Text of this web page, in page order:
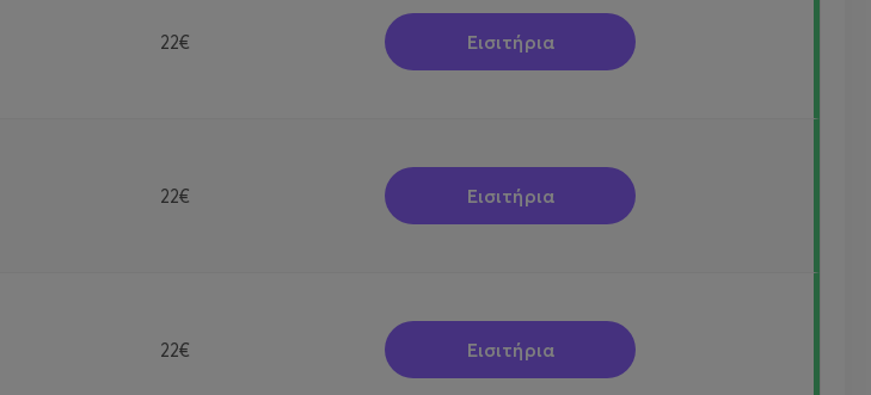
22€ Εισιτήρια
22€ Εισιτήρια
22€ Εισιτήρια